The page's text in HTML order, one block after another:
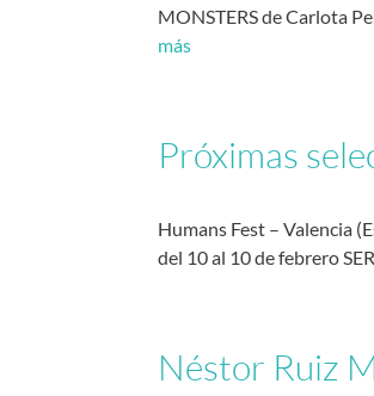
MONSTERS de Carlota
más
Próximas
Humans Fest – Valencia
del 10 al 10 de febrero
Néstor Ruiz